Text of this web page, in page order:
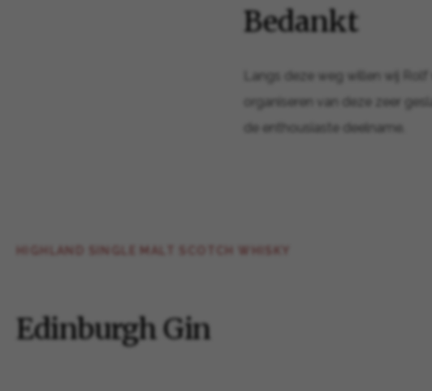
Bedankt
Langs deze weg willen wij
organiseren van deze zeer
de enthousiaste deelname.
Edinburgh Gin